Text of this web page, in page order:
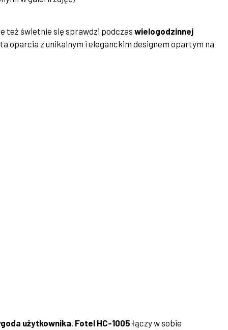
też świetnie się sprawdzi podczas wielogodzinnej
oparcia z unikalnym i eleganckim designem opartym na
użytkownika. Fotel HC-1005 łączy w sobie